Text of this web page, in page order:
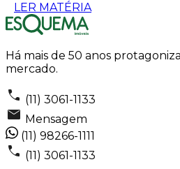
LER MATÉRIA
Há mais de 50 anos
mercado.
(11) 3061-1133
Mensagem
(11) 98266-1111
(11) 3061-1133